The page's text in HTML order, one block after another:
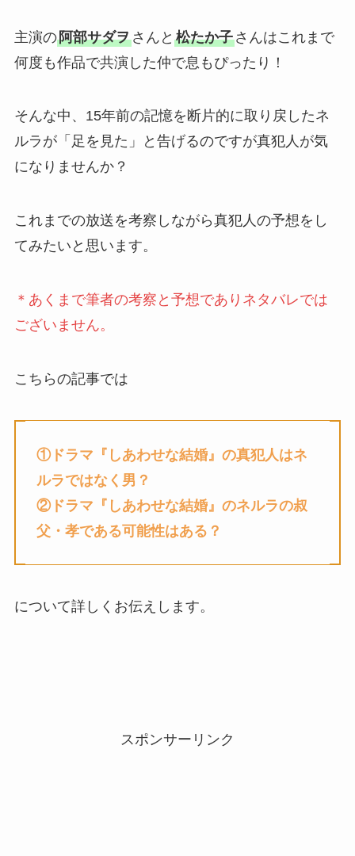
主演の阿部サダヲさんと 松たか子さんはこれまで
何度も作品で共演した仲で息もぴったり！
そんな中、15年前の記憶を断片的に取り戻したネ
ルラが「足を見た」と告げるのですが真犯人が気
になりませんか？
これまでの放送を考察しながら真犯人の予想をし
てみたいと思います。
＊あくまで筆者の考察と予想でありネタバレでは
ございません。
こちらの記事では
①ドラマ『しあわせな結婚』の真犯人はネ
ルラではなく男？
②ドラマ『しあわせな結婚』 のネルラの叔
父・孝である可能性はある ？
について詳しくお伝えします。
スポンサーリンク